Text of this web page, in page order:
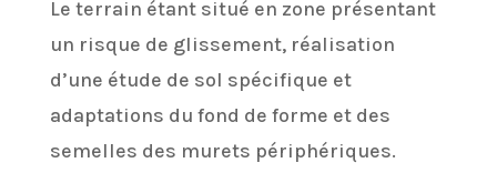
Le terrain étant situé en zone présentant
un risque de glissement, réalisation
d’une étude de sol spécifique et
adaptations du fond de forme et des
semelles des murets périphériques.